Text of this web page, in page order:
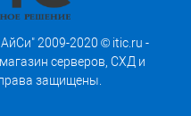
2009-2020 © itic.ru -
серверов, СХД и
защищены.